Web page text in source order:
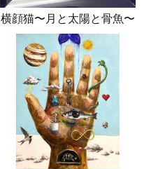
横顔猫〜月と太陽と骨魚〜